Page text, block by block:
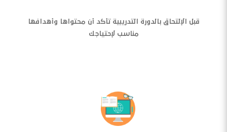
قبل الإلتحاق بالدورة التدريبية تأكد أن محتواها وأهدافها
مناسب لإحتياجك